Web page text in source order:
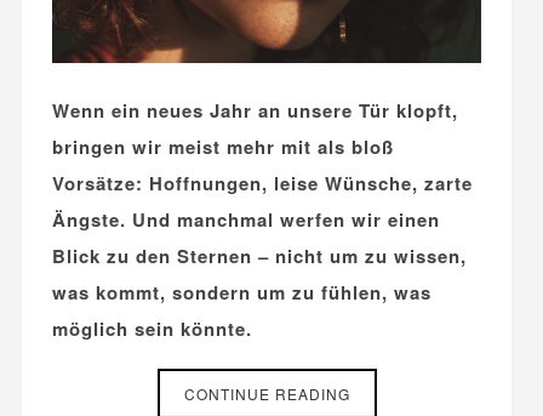
Wenn ein neues Jahr an unsere Tür klopft,
bringen wir meist mehr mit als bloß
Vorsätze: Hoffnungen, leise Wünsche, zarte
Ängste. Und manchmal werfen wir einen
Blick zu den Sternen – nicht um zu wissen,
was kommt, sondern um zu fühlen, was
möglich sein könnte.
CONTINUE READING